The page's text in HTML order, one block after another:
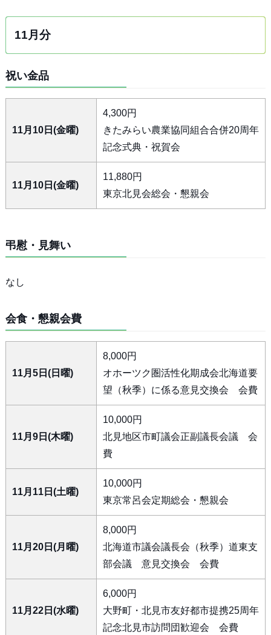
11月分
祝い金品
11月10日(金曜)
4,300円
きたみらい農業協同組合合併20周年
記念式典・祝賀会
11月10日(金曜)
11,880円
東京北見会総会・懇親会
弔慰・見舞い
なし
会食・懇親会費
11月5日(日曜)
8,000円
オホーツク圏活性化期成会北海道要
望（秋季）に係る意見交換会 会費
11月9日(木曜)
10,000円
北見地区市町議会正副議長会議 会
費
11月11日(土曜)
10,000円
東京常呂会定期総会・懇親会
11月20日(月曜)
8,000円
北海道市議会議長会（秋季）道東支
部会議 意見交換会 会費
11月22日(水曜)
6,000円
大野町・北見市友好都市提携25周年
記念北見市訪問団歓迎会 会費